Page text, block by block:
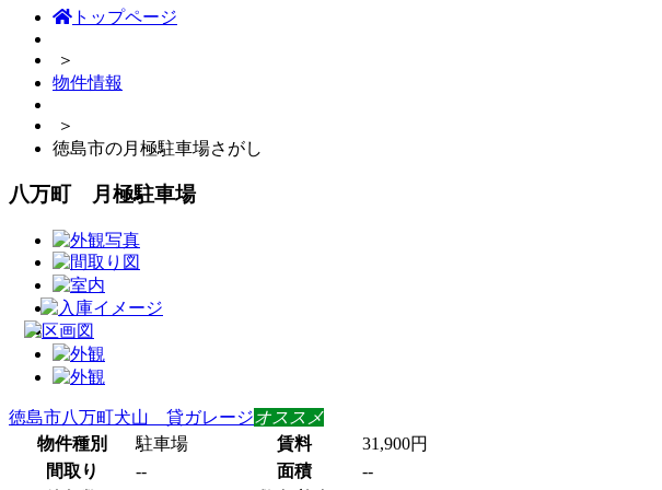
トップページ
＞
物件情報
＞
徳島市の月極駐車場さがし
八万町 月極駐車場
徳島市八万町犬山 貸ガレージオススメ
物件種別
駐車場 賃料
31,900円
間取り
-- 面積
--